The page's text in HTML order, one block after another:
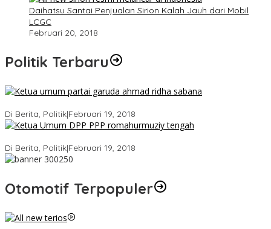
Daihatsu Santai Penjualan Sirion Kalah Jauh dari Mobil
LCGC
Februari 20, 2018
Politik Terbaru
Di Berita, Politik|Februari 19, 2018
Di Berita, Politik|Februari 19, 2018
Otomotif Terpopuler